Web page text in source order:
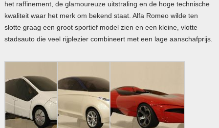
het raffinement, de glamoureuze uitstraling en de hoge technische
kwaliteit waar het merk om bekend staat. Alfa Romeo wilde ten
slotte graag een groot sportief model zien en een kleine, vlotte
stadsauto die veel rijplezier combineert met een lage aanschafprijs.